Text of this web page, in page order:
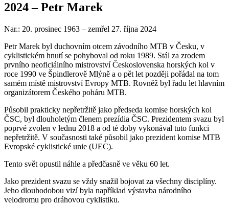
2024 – Petr Marek
Nar.: 20. prosinec 1963 – zemřel 27. října 2024
Petr Marek byl duchovním otcem závodního MTB v Česku, v
cyklistickém hnutí se pohyboval od roku 1989. Stál za zrodem
prvního neoficiálního mistrovství Československa horských kol v
roce 1990 ve Špindlerově Mlýně a o pět let později pořádal na tom
samém místě mistrovství Evropy MTB. Rovněž byl řadu let hlavním
organizátorem Českého poháru MTB.
Působil prakticky nepřetržitě jako předseda komise horských kol
ČSC, byl dlouholetým členem prezídia ČSC. Prezidentem svazu byl
poprvé zvolen v lednu 2018 a od té doby vykonával tuto funkci
nepřetržitě. V současnosti také působil jako prezident komise MTB
Evropské cyklistické unie (UEC).
Tento svět opustil náhle a předčasně ve věku 60 let.
Jako prezident svazu se vždy snažil bojovat za všechny disciplíny.
Jeho dlouhodobou vizí byla například výstavba národního
velodromu pro dráhovou cyklistiku.